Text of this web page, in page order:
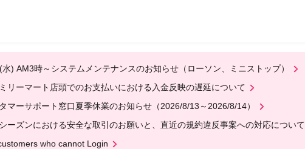
) AM3時～システムメンテナンスのお知らせ（ローソン、ミニストップ）
リーマート店頭でのお支払いにおける入金反映の遅延について
マーサポート窓口夏季休業のお知らせ（2026/8/13～2026/8/14）
ーズンにおける安全な取引のお願いと、直近の規約違反事案への対応について
who cannot Login